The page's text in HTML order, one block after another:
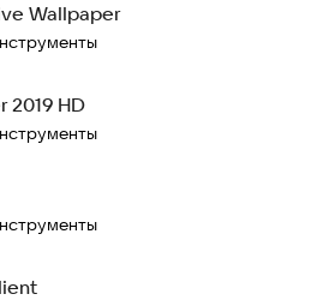
Wallpaper
2019 HD